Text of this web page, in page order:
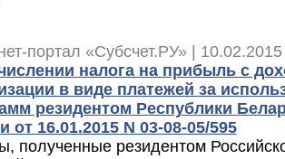
портал «Субсчет.РУ» |
налога на прибыль с
в виде платежей за
резидентом Республики
от 16.01.2015 N 03-08-05/595
полученные резидентом